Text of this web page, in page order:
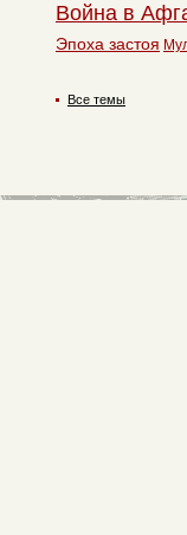
Война в
Эпоха застоя
Все темы